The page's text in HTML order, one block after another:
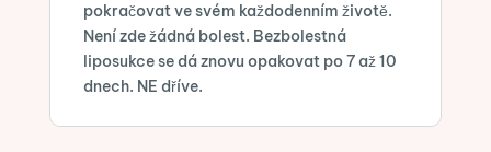
pokračovat ve svém každodenním životě.
Není zde žádná bolest. Bezbolestná
liposukce se dá znovu opakovat po 7 až 10
dnech. NE dříve.